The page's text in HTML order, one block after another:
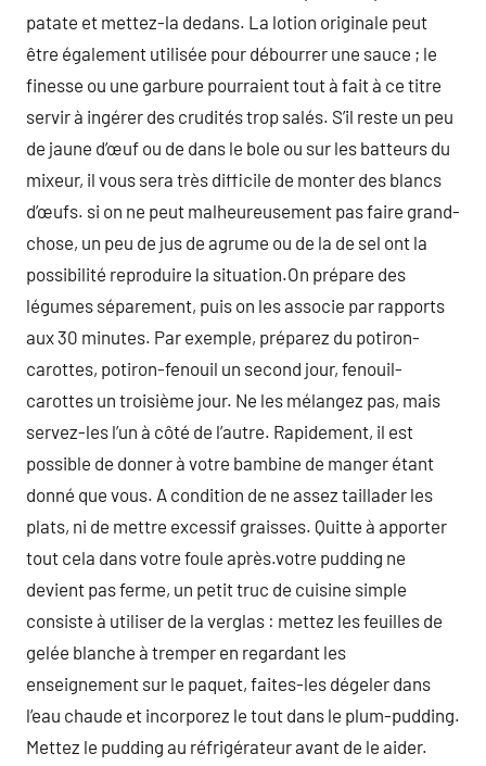
patate et mettez-la dedans. La lotion originale peut
être également utilisée pour débourrer une sauce ; le
finesse ou une garbure pourraient tout à fait à ce titre
servir à ingérer des crudités trop salés. S’il reste un peu
de jaune d’œuf ou de dans le bole ou sur les batteurs du
mixeur, il vous sera très difficile de monter des blancs
d’œufs. si on ne peut malheureusement pas faire grand-
chose, un peu de jus de agrume ou de la de sel ont la
possibilité reproduire la situation.On prépare des
légumes séparement, puis on les associe par rapports
aux 30 minutes. Par exemple, préparez du potiron-
carottes, potiron-fenouil un second jour, fenouil-
carottes un troisième jour. Ne les mélangez pas, mais
servez-les l’un à côté de l’autre. Rapidement, il est
possible de donner à votre bambine de manger étant
donné que vous. A condition de ne assez taillader les
plats, ni de mettre excessif graisses. Quitte à apporter
tout cela dans votre foule après.votre pudding ne
devient pas ferme, un petit truc de cuisine simple
consiste à utiliser de la verglas : mettez les feuilles de
gelée blanche à tremper en regardant les
enseignement sur le paquet, faites-les dégeler dans
l’eau chaude et incorporez le tout dans le plum-pudding.
Mettez le pudding au réfrigérateur avant de le aider.